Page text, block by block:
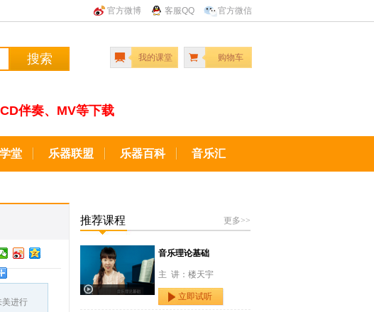
官方微博 客服QQ 官方微信
搜索 我的课堂 购物车
伴奏、MV等下载
堂 乐器联盟 乐器百科 音乐汇
进行
更多>>
推荐课程
音乐理论基础
主 讲：楼天宇
立即试听